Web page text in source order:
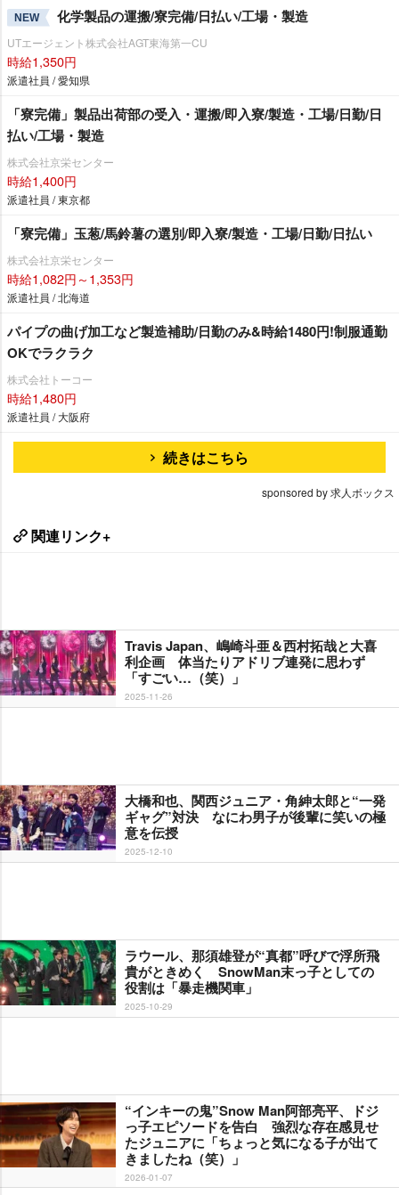
NEW 化学製品の運搬/寮完備/日払い/工場・製造
UTエージェント株式会社AGT東海第一CU
時給1,350円
派遣社員 / 愛知県
「寮完備」製品出荷部の受入・運搬/即入寮/製造・工場/日勤/日
払い/工場・製造
株式会社京栄センター
時給1,400円
派遣社員 / 東京都
「寮完備」玉葱/馬鈴薯の選別/即入寮/製造・工場/日勤/日払い
株式会社京栄センター
時給1,082円～1,353円
派遣社員 / 北海道
パイプの曲げ加工など製造補助/日勤のみ&時給1480円!制服通勤
OKでラクラク
株式会社トーコー
時給1,480円
派遣社員 / 大阪府
続きはこちら
sponsored by 求人ボックス
関連リンク+
Travis Japan、嶋崎斗亜＆西村拓哉と大喜
利企画 体当たりアドリブ連発に思わず
「すごい…（笑）」
2025-11-26
大橋和也、関西ジュニア・角紳太郎と“一発
ギャグ”対決 なにわ男子が後輩に笑いの極
意を伝授
2025-12-10
ラウール、那須雄登が“真都”呼びで浮所飛
貴がときめく SnowMan末っ子としての
役割は「暴走機関車」
2025-10-29
“インキーの鬼”Snow Man阿部亮平、ドジ
っ子エピソードを告白 強烈な存在感見せ
たジュニアに「ちょっと気になる子が出て
きましたね（笑）」
2026-01-07